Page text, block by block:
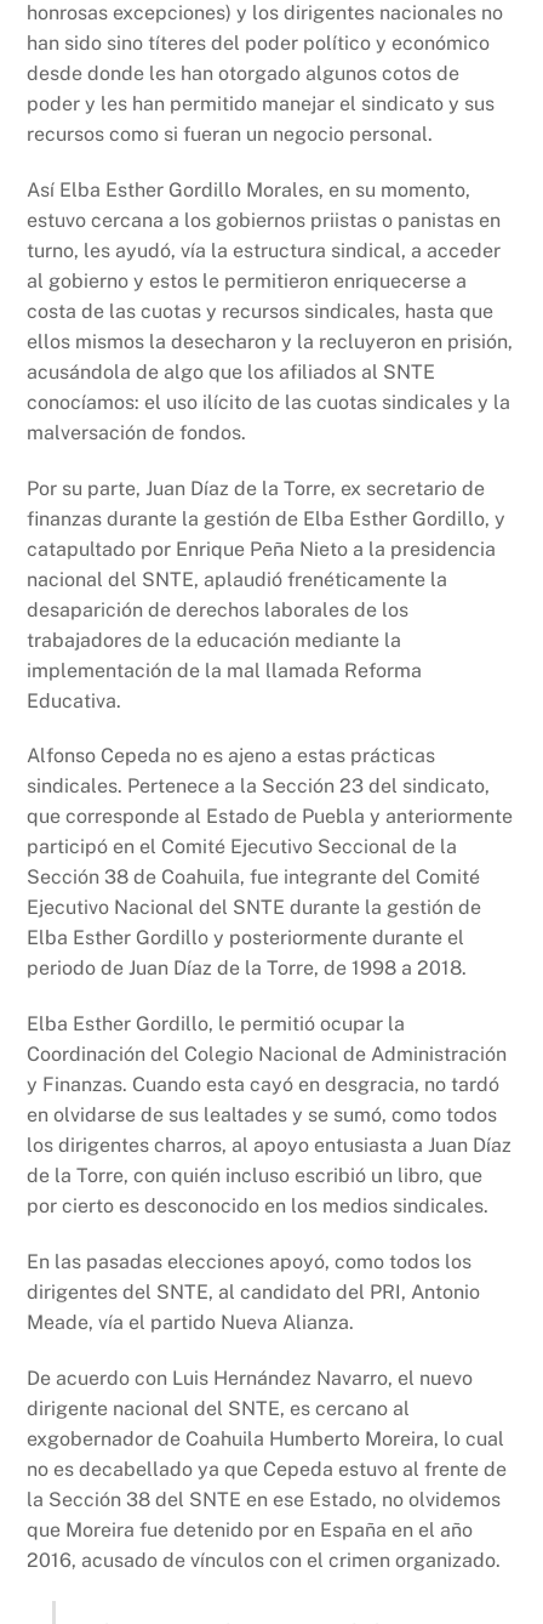
honrosas excepciones) y los dirigentes nacionales no
han sido sino títeres del poder político y económico
desde donde les han otorgado algunos cotos de
poder y les han permitido manejar el sindicato y sus
recursos como si fueran un negocio personal.
Así Elba Esther Gordillo Morales, en su momento,
estuvo cercana a los gobiernos priistas o panistas en
turno, les ayudó, vía la estructura sindical, a acceder
al gobierno y estos le permitieron enriquecerse a
costa de las cuotas y recursos sindicales, hasta que
ellos mismos la desecharon y la recluyeron en prisión,
acusándola de algo que los afiliados al SNTE
conocíamos: el uso ilícito de las cuotas sindicales y la
malversación de fondos.
Por su parte, Juan Díaz de la Torre, ex secretario de
finanzas durante la gestión de Elba Esther Gordillo, y
catapultado por Enrique Peña Nieto a la presidencia
nacional del SNTE, aplaudió frenéticamente la
desaparición de derechos laborales de los
trabajadores de la educación mediante la
implementación de la mal llamada Reforma
Educativa.
Alfonso Cepeda no es ajeno a estas prácticas
sindicales. Pertenece a la Sección 23 del sindicato,
que corresponde al Estado de Puebla y anteriormente
participó en el Comité Ejecutivo Seccional de la
Sección 38 de Coahuila, fue integrante del Comité
Ejecutivo Nacional del SNTE durante la gestión de
Elba Esther Gordillo y posteriormente durante el
periodo de Juan Díaz de la Torre, de 1998 a 2018.
Elba Esther Gordillo, le permitió ocupar la
Coordinación del Colegio Nacional de Administración
y Finanzas. Cuando esta cayó en desgracia, no tardó
en olvidarse de sus lealtades y se sumó, como todos
los dirigentes charros, al apoyo entusiasta a Juan Díaz
de la Torre, con quién incluso escribió un libro, que
por cierto es desconocido en los medios sindicales.
En las pasadas elecciones apoyó, como todos los
dirigentes del SNTE, al candidato del PRI, Antonio
Meade, vía el partido Nueva Alianza.
De acuerdo con Luis Hernández Navarro, el nuevo
dirigente nacional del SNTE, es cercano al
exgobernador de Coahuila Humberto Moreira, lo cual
no es decabellado ya que Cepeda estuvo al frente de
la Sección 38 del SNTE en ese Estado, no olvidemos
que Moreira fue detenido por en España en el año
2016, acusado de vínculos con el crimen organizado.